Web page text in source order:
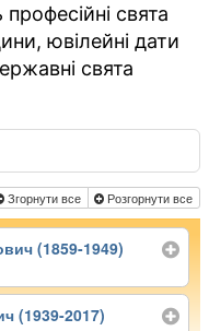
свята
ювілейні дати
свята
Згорнути все Розгорнути все
(1859-1949)
(1939-2017)